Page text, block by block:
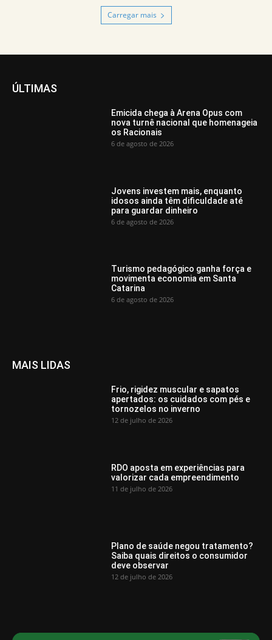
Carregar mais
ÚLTIMAS
Emicida chega à Arena Opus com
nova turnê nacional que homenageia
os Racionais
6 de agosto de 2026
Jovens investem mais, enquanto
idosos ainda têm dificuldade até
para guardar dinheiro
6 de agosto de 2026
Turismo pedagógico ganha força e
movimenta economia em Santa
Catarina
6 de agosto de 2026
MAIS LIDAS
Frio, rigidez muscular e sapatos
apertados: os cuidados com pés e
tornozelos no inverno
12 de julho de 2026
RDO aposta em experiências para
valorizar cada empreendimento
11 de julho de 2026
Plano de saúde negou tratamento?
Saiba quais direitos o consumidor
deve observar
12 de julho de 2026